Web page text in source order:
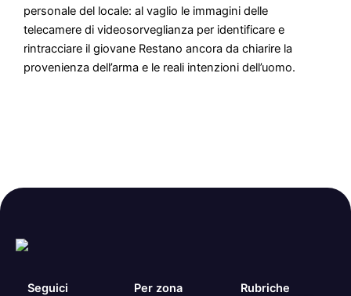
personale del locale: al vaglio le immagini delle
telecamere di videosorveglianza per identificare e
rintracciare il giovane Restano ancora da chiarire la
provenienza dell’arma e le reali intenzioni dell’uomo.
Seguici Per zona Rubriche